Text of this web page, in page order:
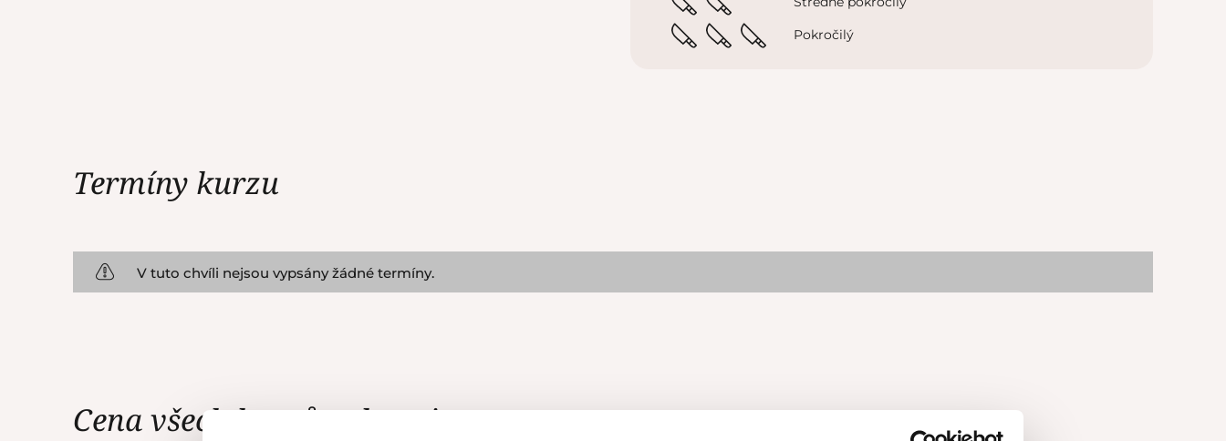
Pokročilý
Termíny kurzu
V tuto chvíli nejsou vypsány žádné termíny.
Cena všech kurzů zahrnuje